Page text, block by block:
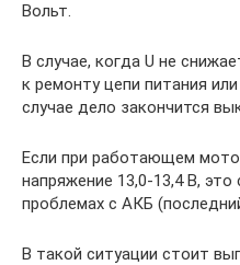
Вольт.
В случае, когда U не
к ремонту цепи питания
случае дело закончится
Если при работающем
напряжение 13,0-13,4 В, это
проблемах с АКБ
В такой ситуации стоит